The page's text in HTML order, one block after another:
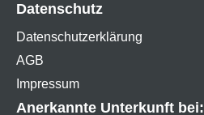
Datenschutz
Datenschutzerklärung
AGB
Impressum
Anerkannte Unterkunft bei: